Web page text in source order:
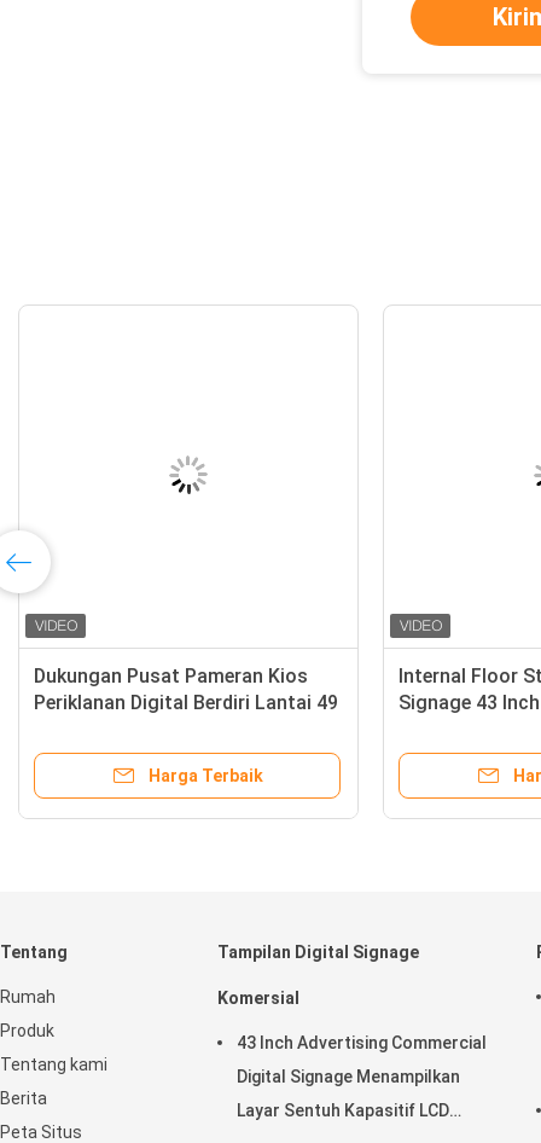
65 Inch
Bus Stop Floor Standing Digital
Signage / 49 Inch Windows
Tentang
Rumah
Produk
Tentang kami
Berita
Peta Situs
Tampilan Digital Signage
Komersial
43 Inch Advertising Commercial
Digital Signage Menampilkan
Layar Sentuh Kapasitif LCD